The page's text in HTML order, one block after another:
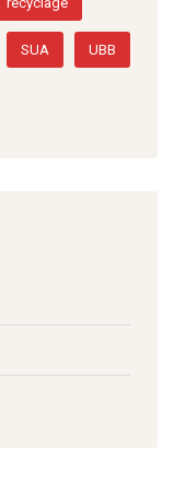
SUA UBB